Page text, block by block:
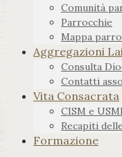
Comunità
Parrocchie
Mappa
Aggregazioni
Consulta
Contatti
Vita Consacrata
CISM e USMI
Recapiti
Formazione